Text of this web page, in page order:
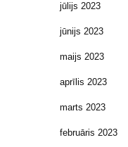
jūlijs 2023
jūnijs 2023
maijs 2023
aprīlis 2023
marts 2023
februāris 2023